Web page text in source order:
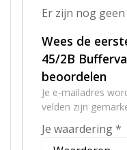
Er zijn nog
Wees de
45/2B
beoordelen
Je e-mailadres
velden zijn
Je waardering*